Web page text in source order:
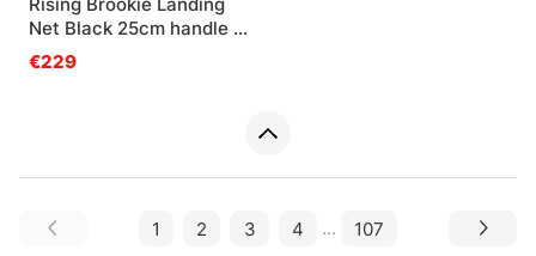
Net Black 25cm handle -
Moss
€229
1 2 3 4 ... 107